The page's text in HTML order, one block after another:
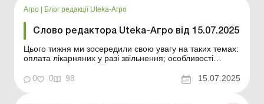
Агро Блог редакції Uteka-Агро
Слово редактора Uteka-Агро від 15.07.2025
Цього тижня ми зосередили свою увагу на таких темах:
оплата лікарняних у разі звільнення; особливості
підтвердження інвалідності для пільгової ставки ЄСВ;
зміни у звітності щодо доходів нерезидентів. Шановні
0 0 98 15.07.2025